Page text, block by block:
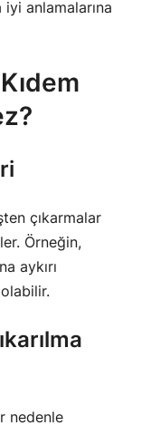
iyi anlamalarına
çıkarmalar
Örneğin,
aykırı
nedenle